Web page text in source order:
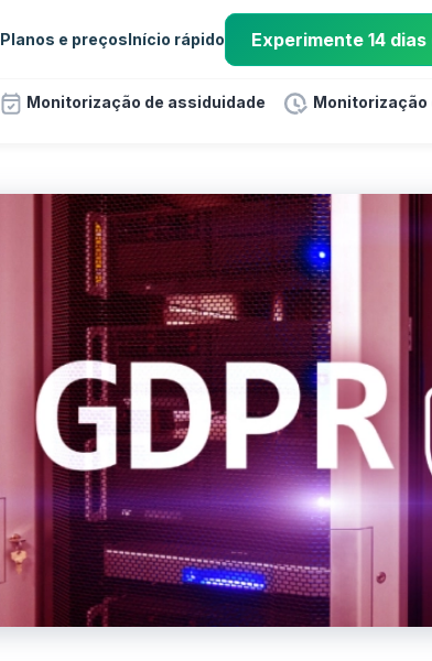
Planos e preçosInício rápido Experimente 14
Monitorização de assiduidade Monitorização